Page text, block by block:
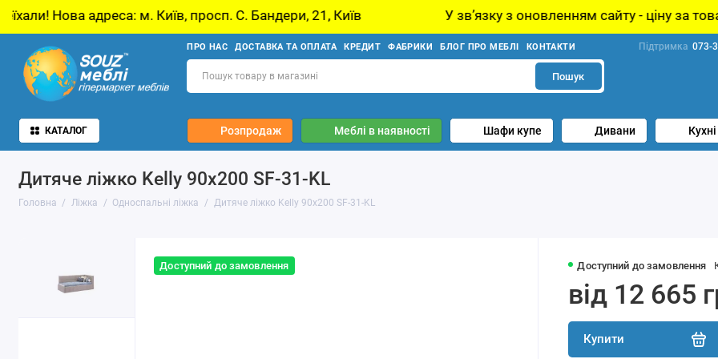
м. Київ, просп. С. Бандери, 21, Київ У звʼязку з оновленням сайту - ціну за товар уточнюйте у
ПРО НАС ДОСТАВКА ТА ОПЛАТА КРЕДИТ ФАБРИКИ БЛОГ ПРО МЕБЛІ КОНТАКТИ Підтримка 073-
Пошук
КАТАЛОГ Розпродаж Меблі в наявності Шафи купе Дивани Кухні
Дитяче ліжко Kelly 90x200 SF-31-KL
Головна Ліжка Односпальні ліжка Дитяче ліжко Kelly 90x200 SF-31-KL
Доступний до замовлення Доступний до замовлення
від 12 665
Купити